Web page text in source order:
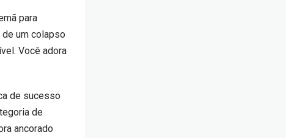
para
de um colapso
Você adora
de sucesso
de
ancorado